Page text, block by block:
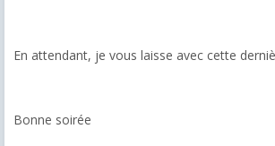
En attendant, je vous laisse avec cette
Bonne soirée